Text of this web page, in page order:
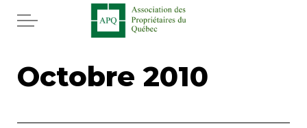
Aller au contenu principal
Octobre 2010